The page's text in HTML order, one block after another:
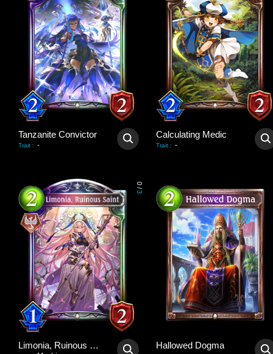
Tanzanite Convictor
Trait : -
Calculating Medic
Trait : -
0
/
3
Limonia, Ruinous Saint Hallowed Dogma